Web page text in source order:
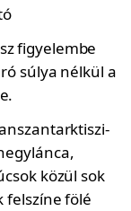
figyelembe
súlya nélkül a
közül sok
felszíne fölé